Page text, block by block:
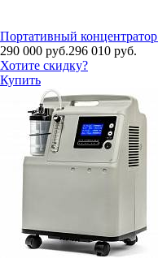
Портативный
290 000 руб.296 010 руб.
Хотите скидку?
Купить